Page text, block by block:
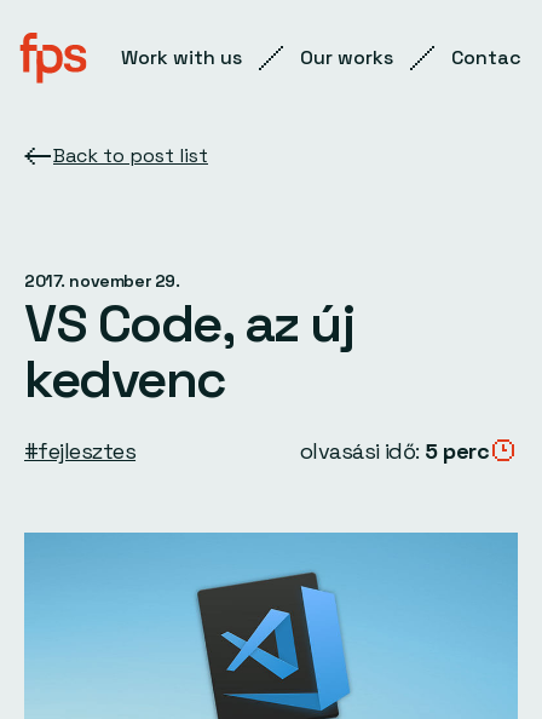
Work with us Our works Contact
Back to post list
2017. november 29.
VS Code, az új
kedvenc
#fejlesztes olvasási idő: 5 perc